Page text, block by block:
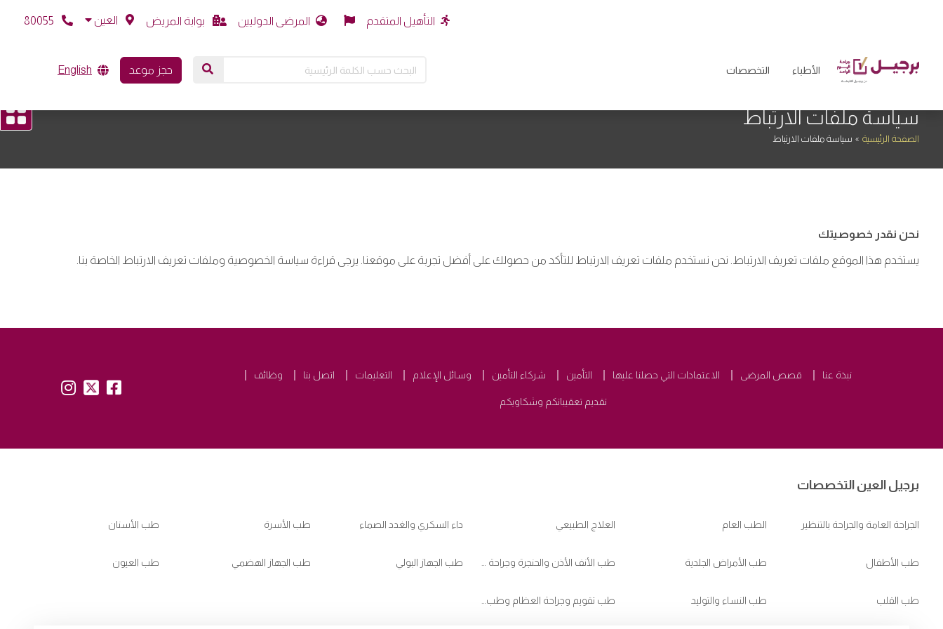
التأهيل المتقدم المرضى الدوليين بوابة المريض العين
الأطباء التخصصات حجز موعد English
سياسة ملفات الارتباط
الصفحة الرئيسية » سياسة ملفات الارتباط
نحن نقدر خصوصيتك
يستخدم هذا الموقع ملفات تعريف الارتباط. نحن نستخدم ملفات تعريف الارتباط للتأكد من حصولك على أفضل تجربة على موقعنا. يرجى قراءة سياسة الخصوصية وملفات تعريف الارتباط الخاصة بنا.
نبذة عنا قصص المرضى الاعتمادات التي حصلنا عليها التأمين شركاء التأمين وسائل الإعلام التعليمات اتصل بنا وظائف
تقديم تعقيباتكم وشكاويكم
fb:
tw:
insta:
برجيل العين التخصصات
الجراحة العامة والجراحة بالتنظير الطب العام العلاج الطبيعي داء السكري والغدد الصماء طب الأسرة طب الأسنان
طب الأطفال طب الأمراض الجلدية طب الجهاز البولي طب الجهاز الهضمي طب العيون
طب القلب طب النساء والتوليد